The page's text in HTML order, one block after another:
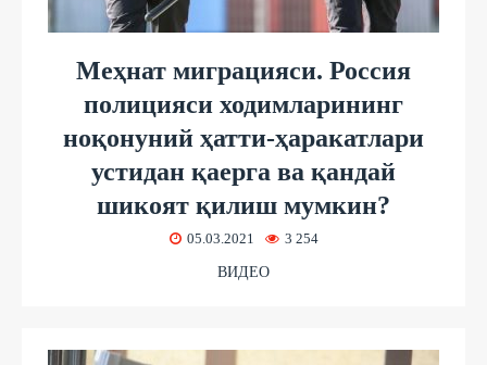
Меҳнат миграцияси. Россия
полицияси ходимларининг
ноқонуний ҳатти-ҳаракатлари
устидан қаерга ва қандай
шикоят қилиш мумкин?
05.03.2021 3 254
ВИДЕО